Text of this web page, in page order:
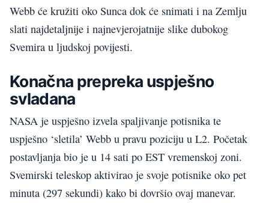
Webb će kružiti oko Sunca dok će snimati i na Zemlju
slati najdetaljnije i najnevjerojatnije slike dubokog
Svemira u ljudskoj povijesti.
Konačna prepreka uspješno
svladana
NASA je uspješno izvela spaljivanje potisnika te
uspješno ‘sletila’ Webb u pravu poziciju u L2. Početak
postavljanja bio je u 14 sati po EST vremenskoj zoni.
Svemirski teleskop aktivirao je svoje potisnike oko pet
minuta (297 sekundi) kako bi dovršio ovaj manevar.